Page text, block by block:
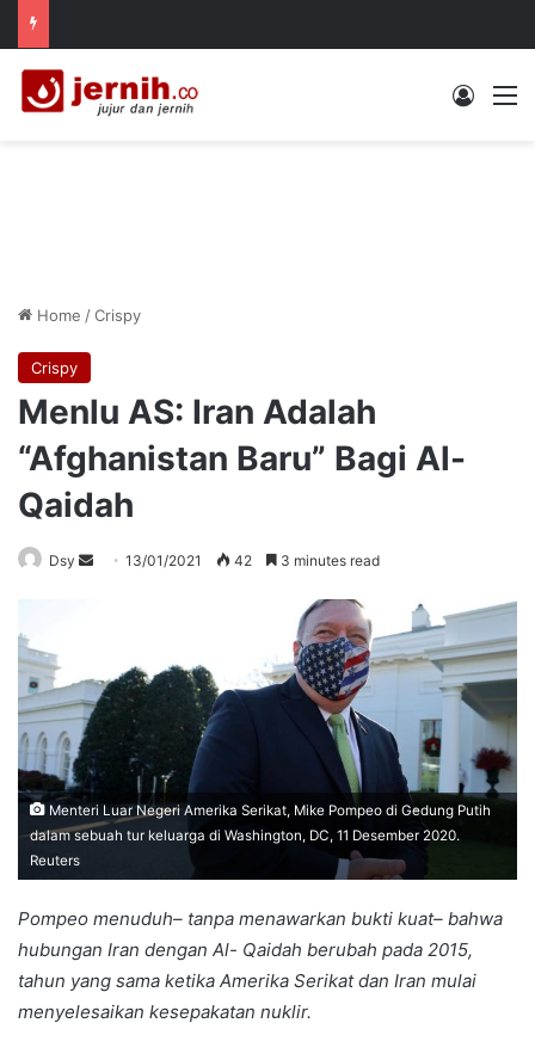
Log In
Home /Crispy
Crispy
Menlu AS: Iran Adalah
“Afghanistan Baru” Bagi Al-
Qaidah
Dsy
Send13/01/2021 42 3 minutes read
Menteri Luar Negeri Amerika Serikat, Mike Pompeo di Gedung Putih
dalam sebuah tur keluarga di Washington, DC, 11 Desember 2020.
Reuters
Pompeo menuduh– tanpa menawarkan bukti kuat– bahwa
hubungan Iran dengan Al- Qaidah berubah pada 2015,
tahun yang sama ketika Amerika Serikat dan Iran mulai
menyelesaikan kesepakatan nuklir.